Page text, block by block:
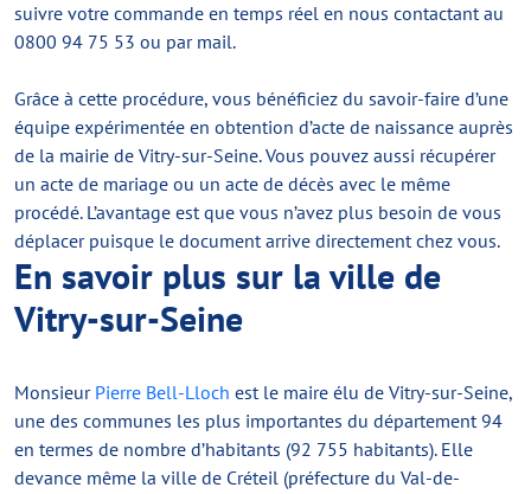
suivre votre commande en temps réel en nous contactant au
0800 94 75 53 ou par mail.
Grâce à cette procédure, vous bénéficiez du savoir-faire d’une
équipe expérimentée en obtention d’acte de naissance auprès
de la mairie de Vitry-sur-Seine. Vous pouvez aussi récupérer
un acte de mariage ou un acte de décès avec le même
procédé. L’avantage est que vous n’avez plus besoin de vous
déplacer puisque le document arrive directement chez vous.
En savoir plus sur la ville de
Vitry-sur-Seine
Monsieur Pierre Bell-Lloch est le maire élu de Vitry-sur-Seine,
une des communes les plus importantes du département 94
en termes de nombre d’habitants (92 755 habitants). Elle
devance même la ville de Créteil (préfecture du Val-de-